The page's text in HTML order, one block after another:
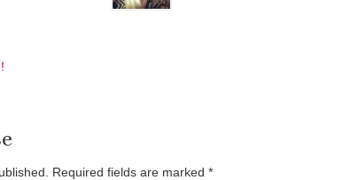
Required fields are marked *